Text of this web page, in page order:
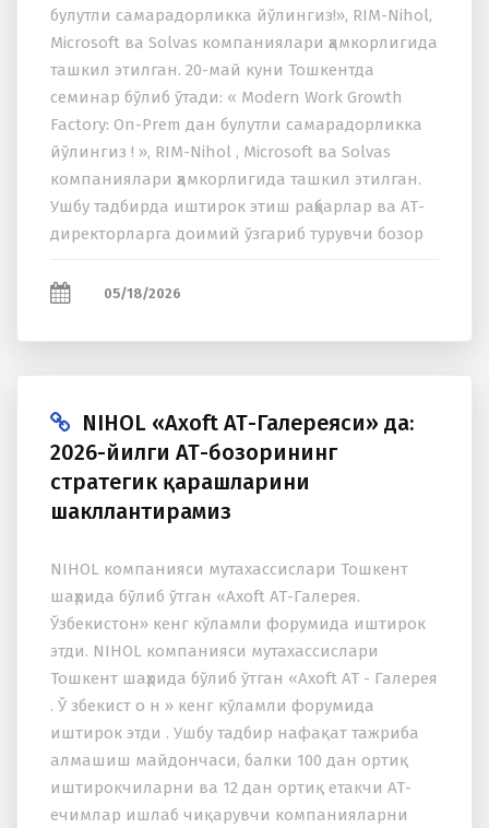
булутли самарадорликка йўлингиз!», RIM-Nihol,
Microsoft ва Solvas компаниялари ҳамкорлигида
ташкил этилган. 20-май куни Тошкентда
семинар бўлиб ўтади: « Modern Work Growth
Factory: On-Prem дан булутли самарадорликка
йўлингиз ! », RIM-Nihol , Microsoft ва Solvas
компаниялари ҳамкорлигида ташкил этилган.
Ушбу тадбирда иштирок этиш раҳбарлар ва АТ-
директорларга доимий ўзгариб турувчи бозор
05/18/2026
NIHOL «Axoft АТ-Галереяси» да:
2026-йилги АТ-бозорининг
стратегик қарашларини
шакллантирамиз
NIHOL компанияси мутахассислари Тошкент
шаҳрида бўлиб ўтган «Axoft АТ-Галерея.
Ўзбекистон» кенг кўламли форумида иштирок
этди. NIHOL компанияси мутахассислари
Тошкент шаҳрида бўлиб ўтган «Axoft АТ - Галерея
. Ў збекист о н » кенг кўламли форумида
иштирок этди . Ушбу тадбир нафақат тажриба
алмашиш майдончаси, балки 100 дан ортиқ
иштирокчиларни ва 12 дан ортиқ етакчи АТ-
ечимлар ишлаб чиқарувчи компанияларни